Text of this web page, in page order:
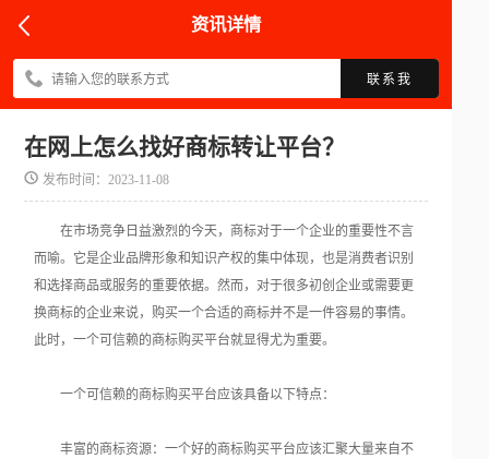
资讯详情
联系我
在网上怎么找好商标转让平台？
发布时间：2023-11-08
在市场竞争日益激烈的今天，商标对于一个企业的重要性不言
而喻。它是企业品牌形象和知识产权的集中体现，也是消费者识别
和选择商品或服务的重要依据。然而，对于很多初创企业或需要更
换商标的企业来说，购买一个合适的商标并不是一件容易的事情。
此时，一个可信赖的商标购买平台就显得尤为重要。
一个可信赖的商标购买平台应该具备以下特点：
丰富的商标资源：一个好的商标购买平台应该汇聚大量来自不